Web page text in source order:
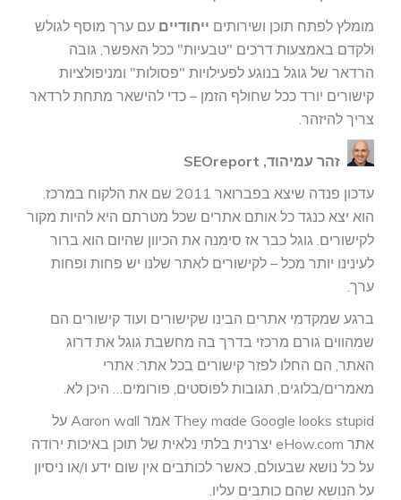
מומלץ לפתח תוכן ושירותים ייחודיים עם ערך מוסף לגולש
ולקדם באמצעות דרכים "טבעיות" ככל האפשר, גובה
הרדאר של גוגל בנוגע לפעילויות "פסולות" ומניפולציות
קישורים יורד ככל שחולף הזמן – כדי להישאר מתחת לרדאר
צריך להיזהר.
זהר עמיהוד, SEOreport
עדכון פנדה שיצא בפברואר 2011 שם את הלקוח במרכז.
הוא יצא כנגד כל אותם אתרים שכל מטרתם היא להיות מקור
לקישורים. גוגל כבר אז סימנה את הכיוון שהיום הוא ברור
לעינינו יותר מכל – לקישורים לאתר שלנו יש פחות ופחות
ערך.
ברגע שמקדמי אתרים הבינו שקישורים ועוד קישורים הם
שמהווים גורם מרכזי בדרך בה מחשבת גוגל את דרוג
האתר, הם החלו לפזר קישורים בכל אתר: אתרי
מאמרים/בלוגים, תגובות לפוסטים, פורומים… היכן לא.
They made Google looks stupid אמר Aaron wall על
אתר eHow.com יצרנית בלתי נלאית של תוכן באיכות ירודה
על כל נושא שבעולם, כאשר לכותבים אין שום ידע ו/או ניסיון
על הנושא שהם כותבים עליו.